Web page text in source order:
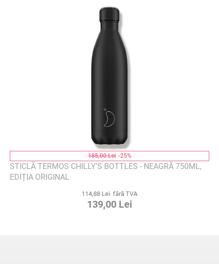
185,00 Lei -25%
STICLĂ TERMOS CHILLY'S BOTTLES - NEAGRĂ 750ML,
EDIȚIA ORIGINAL
114,88 Lei fără TVA
139,00 Lei